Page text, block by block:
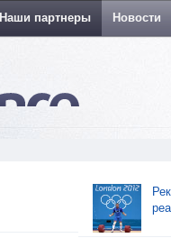
Наши партнеры Новости